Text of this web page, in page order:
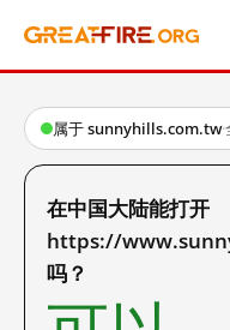
属于 sunnyhills.com.tw·
在中国大陆能打开
https://
吗？